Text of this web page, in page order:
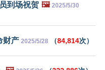
到场祝贺 🖼️ 2025/5/30
财产 2025/5/28 （84,814次）